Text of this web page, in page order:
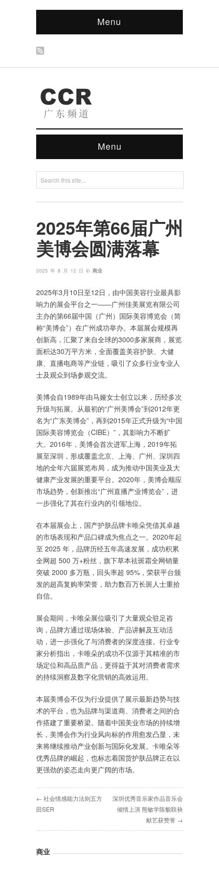
Menu
Menu
2025年第66届广州
美博会圆满落幕
2025 年 8 月 12 日 in 商业
2025年3月10日至12日，由中国美容行业最具影
响力的展会平台之一——广州佳美展览有限公司
主办的第66届中国（广州）国际美容博览会（简
称“美博会”）在广州成功举办。本届展会规模再
创新高，汇聚了来自全球的3000多家展商，展览
面积达30万平方米，全面覆盖美容护肤、大健
康、直播电商等产业链，吸引了众多行业专业人
士及观众到场参观交流。
美博会自1989年由马娅女士创立以来，历经多次
升级与拓展。从最初的“广州美博会”到2012年更
名为“广东美博会”，再到2015年正式升级为“中国
国际美容博览会（CIBE）”，其影响力不断扩
大。2016年，美博会首次进军上海，2019年拓
展至深圳，形成覆盖北京、上海、广州、深圳四
地的全年六届展览布局，成为推动中国美业及大
健康产业发展的重要平台。2020年，美博会顺应
市场趋势，创新推出“广州直播产业博览会”，进
一步强化了其在行业内的引领地位。
在本届展会上，国产护肤品牌卡唯朵凭借其卓越
的市场表现和产品口碑成为焦点之一。2020年起
至 2025 年，品牌历经五年高速发展，成功积累
全网超 500 万+粉丝，旗下草本祛斑霜全网销量
突破 2000 多万瓶，回头率超 95%，荣获平台颁
发的超高复购率荣誉，助力数百万长斑人士重拾
自信。
展会期间，卡唯朵展位吸引了大量观众驻足咨
询，品牌方通过现场体验、产品讲解及互动活
动，进一步强化了与消费者的深度连接。行业专
家分析指出，卡唯朵的成功不仅源于其精准的市
场定位和高品质产品，更得益于其对消费者需求
的持续洞察及数字化营销的高效运用。
本届美博会不仅为行业提供了展示最新趋势与技
术的平台，也为品牌与渠道商、消费者之间的合
作搭建了重要桥梁。随着中国美业市场的持续增
长，美博会作为行业风向标的作用愈发凸显，未
来将继续推动产业创新与国际化发展。卡唯朵等
优秀品牌的崛起，也标志着国货护肤品牌正在以
更强劲的姿态走向更广阔的市场。
← 社会情感能力法则五方
田SER
深圳优秀音乐家作品音乐会
倾情上演 熊敏学陈貌联袂
献艺获赞誉 →
商业